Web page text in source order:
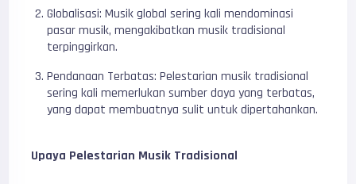
Globalisasi: Musik global sering kali mendominasi
pasar musik, mengakibatkan musik tradisional
terpinggirkan.
Pendanaan Terbatas: Pelestarian musik tradisional
sering kali memerlukan sumber daya yang terbatas,
yang dapat membuatnya sulit untuk dipertahankan.
Upaya Pelestarian Musik Tradisional